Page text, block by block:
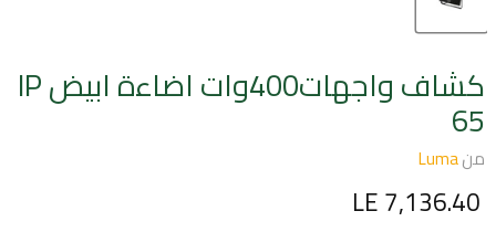
كشاف واجهات400وات اضاءة ابيض IP
65
منLuma
السعر الحالي
LE 7,136.40